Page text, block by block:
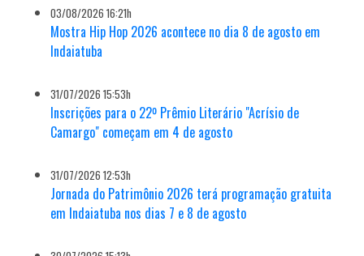
03/08/2026 16:21h
Mostra Hip Hop 2026 acontece no dia 8 de agosto em
Indaiatuba
31/07/2026 15:53h
Inscrições para o 22º Prêmio Literário "Acrísio de
Camargo" começam em 4 de agosto
31/07/2026 12:53h
Jornada do Patrimônio 2026 terá programação gratuita
em Indaiatuba nos dias 7 e 8 de agosto